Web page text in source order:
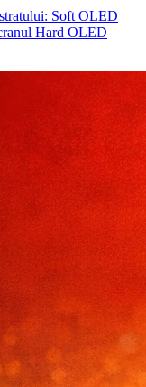
Soft OLED
Hard OLED